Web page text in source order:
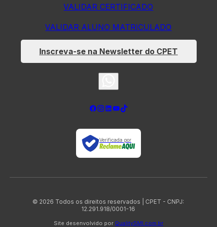
VALIDAR CERTIFICADO
VALIDAR ALUNO MATRICULADO
Inscreva-se na Newsletter do CPET
Verificada por
© 2026 Todos os direitos reservados | CPET - CNPJ:
12.291.918/0001-16
Site desenvolvido por QualitySMI.com.br